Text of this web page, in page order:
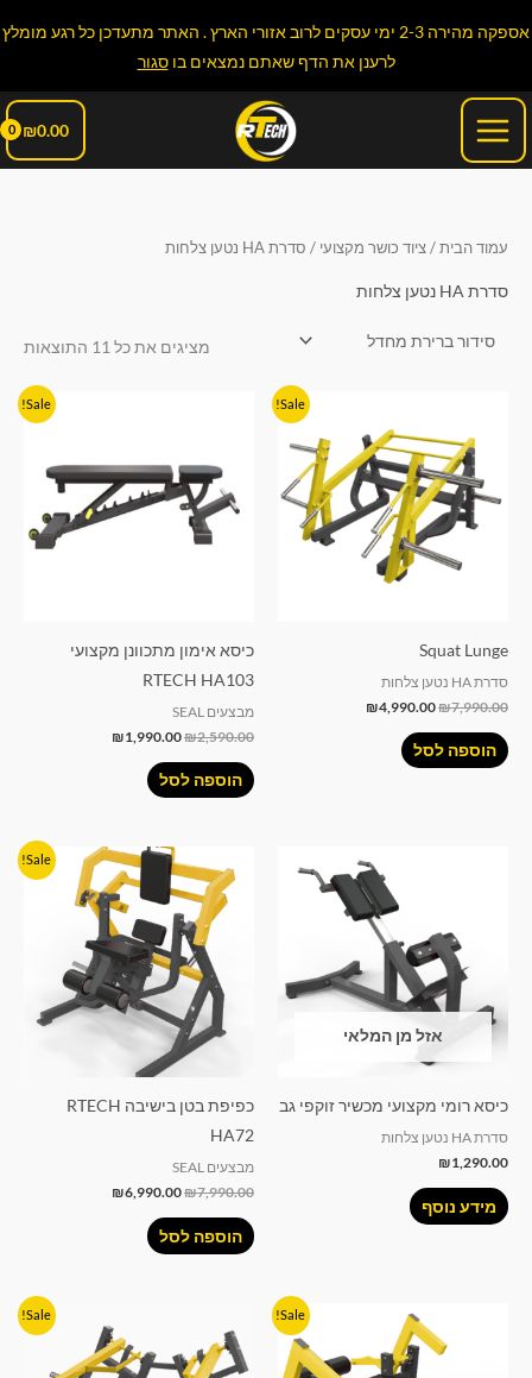
אספקה מהירה 2-3 ימי עסקים לרוב אזורי הארץ . האתר מתעדכן כל רגע מומלץ
לרענן את הדף שאתם נמצאים בוסגור
לתוכן
Main
Menu
₪0.00
עמוד הבית / ציוד כושר מקצועי / סדרת HA נטען צלחות
סדרת HA נטען צלחות
מציגים את כל ⁦11⁩ התוצאות
Sale!
Squat Lunge
סדרת HA נטען צלחות
₪7,990.00
היה:
₪7,990.00.
₪4,990.00
הוא:
₪4,990.00.
הוספה לסל
Sale!
כיסא אימון מתכוונן מקצועי
RTECH HA103
מבצעים SEAL
₪2,590.00
₪1,990.00
הוספה לסל
אזל מן המלאי
כיסא רומי מקצועי מכשיר זוקפי גב
סדרת HA נטען צלחות
₪1,290.00
מידע נוסף
Sale!
כפיפת בטן בישיבה RTECH
HA72
מבצעים SEAL
₪7,990.00
המחיר
המקורי
היה:
₪7,990.00.
₪6,990.00
המחיר
הנוכחי
הוא:
₪6,990.00.
הוספה לסל
Sale!
המחיר
המקורי
היה:
₪7,990.00.
₪4,990.00.
Sale!
₪7,990.00.
הנוכחי
הוא:
₪4,990.00.